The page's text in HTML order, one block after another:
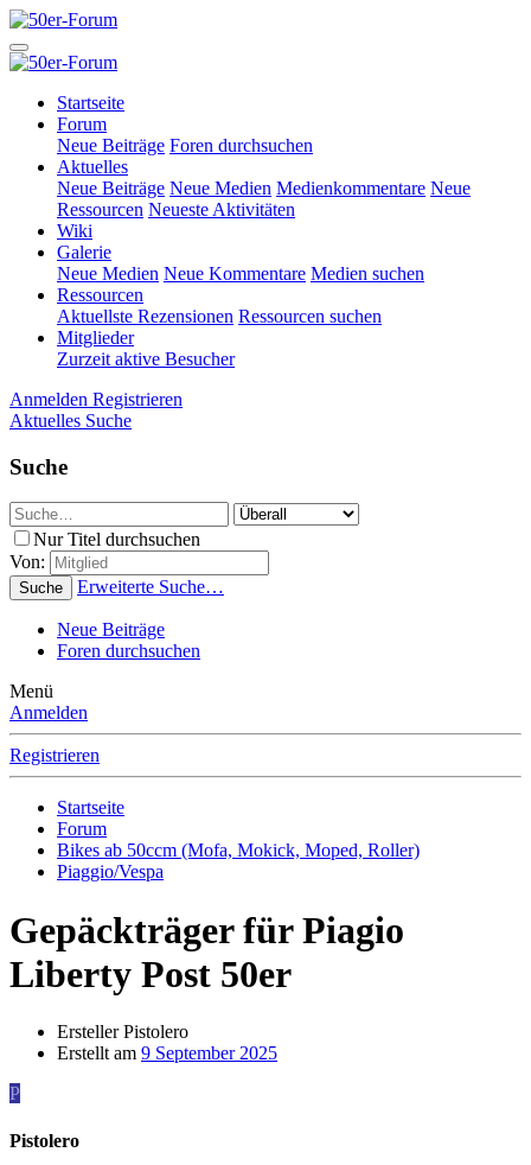
Startseite
Forum
Neue Beiträge Foren durchsuchen
Aktuelles
Neue Beiträge Neue Medien Medienkommentare Neue
Ressourcen Neueste Aktivitäten
Wiki
Galerie
Neue Medien Neue Kommentare Medien suchen
Ressourcen
Aktuellste Rezensionen Ressourcen suchen
Mitglieder
Zurzeit aktive Besucher
Anmelden Registrieren
Aktuelles Suche
Suche
Nur Titel durchsuchen
Von:
Suche Erweiterte Suche…
Neue Beiträge
Foren durchsuchen
Menü
Anmelden
Registrieren
Startseite
Forum
Bikes ab 50ccm (Mofa, Mokick, Moped, Roller)
Piaggio/Vespa
Gepäckträger für Piagio
Liberty Post 50er
ErstellerPistolero
Erstellt am 9 September 2025
P
Pistolero